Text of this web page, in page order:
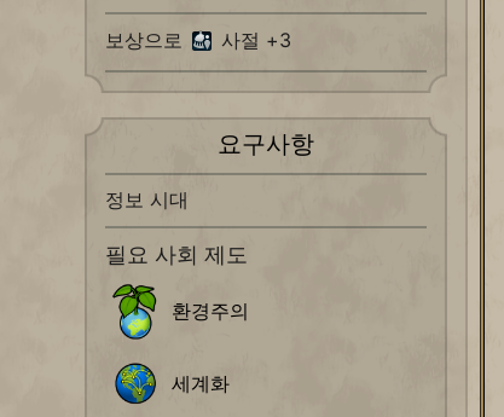
보상으로 사절 +3
요구사항
정보 시대
필요 사회 제도
환경주의
세계화